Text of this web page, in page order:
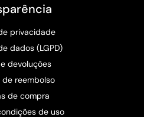
privacidade
dados (LGPD)
devoluções
de reembolso
de compra
de uso